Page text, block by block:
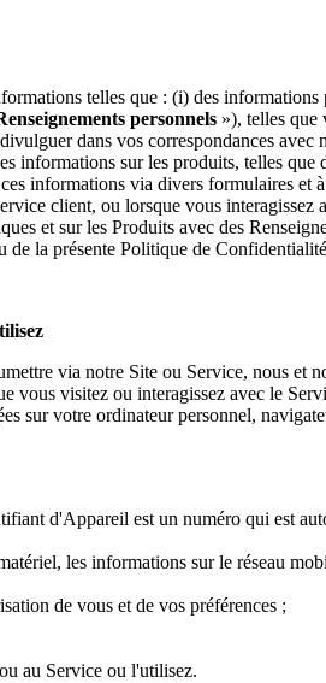
telles que : (i) des
personnels »), telles que
dans vos correspondances
sur les produits, telles
informations via divers formulaires et
client, ou lorsque vous
et sur les Produits avec des
de la présente Politique de
via notre Site ou Service, nous
vous visitez ou interagissez avec le
sur votre ordinateur personnel,
d'Appareil est un numéro qui est
les informations sur le réseau
de vous et de vos préférences ;
au Service ou l'utilisez.